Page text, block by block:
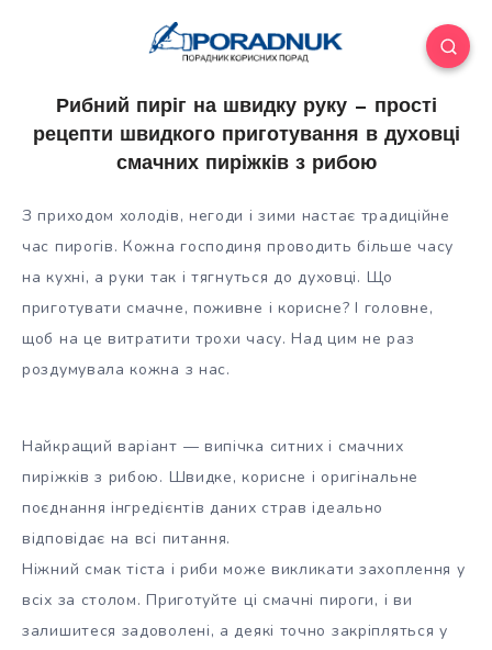
Рибний пиріг на швидку руку — прості
рецепти швидкого приготування в духовці
смачних пиріжків з рибою
З приходом холодів, негоди і зими настає традиційне
час пирогів. Кожна господиня проводить більше часу
на кухні, а руки так і тягнуться до духовці. Що
приготувати смачне, поживне і корисне? І головне,
щоб на це витратити трохи часу. Над цим не раз
роздумувала кожна з нас.
Найкращий варіант — випічка ситних і смачних
пиріжків з рибою. Швидке, корисне і оригінальне
поєднання інгредієнтів даних страв ідеально
відповідає на всі питання.
Ніжний смак тіста і риби може викликати захоплення у
всіх за столом. Приготуйте ці смачні пироги, і ви
залишитеся задоволені, а деякі точно закріпляться у